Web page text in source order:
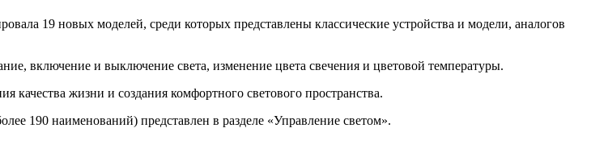
19 новых моделей, среди которых представлены классические устройства и модели, аналогов
включение и выключение света, изменение цвета свечения и цветовой температуры.
жизни и создания комфортного светового пространства.
190 наименований) представлен в разделе «Управление светом».